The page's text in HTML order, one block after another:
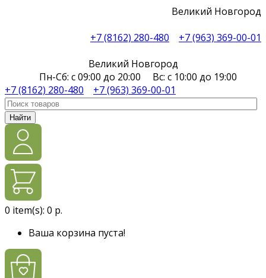
Великий Новгород
+7 (8162) 280-480
+7 (963) 369-00-01
Великий Новгород
Пн-Сб: с 09:00 до 20:00 Вс: с 10:00 до 19:00
+7 (8162) 280-480
+7 (963) 369-00-01
Найти
0 item(s): 0 р.
Ваша корзина пуста!